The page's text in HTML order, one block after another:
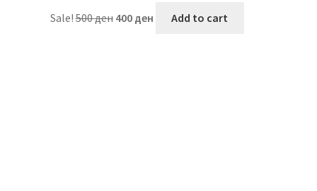
Sale!500ден 400 ден Add to cart